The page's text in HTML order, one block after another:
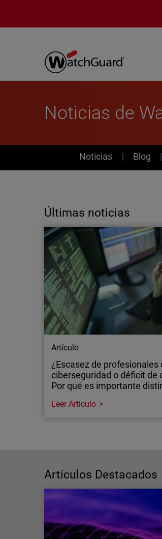
Noticias de
News
Noticias Blog
Últimas noticias
Artículo
¿Escasez de profesionales
ciberseguridad o déficit de
Por qué es importante
Por qué es importante
ciberseguridad es una cuestión
capacidades, no de talento.
para descubrir cómo los
pueden ayudar a cubrir
Leer Artículo
Artículos Destacados